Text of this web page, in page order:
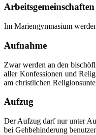
Arbeitsgemeinschaften
Im Mariengymnasium
Aufnahme
Zwar werden an den
aller Konfessionen und
am christlichen
Aufzug
Der Aufzug darf nur unter
bei Gehbehinderung